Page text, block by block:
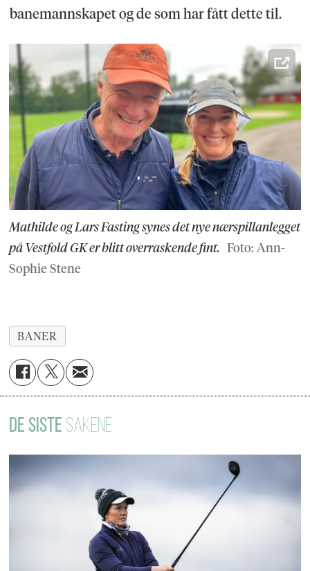
banemannskapet og de som har fått dette til.
Mathilde og Lars Fasting synes det nye nærspillanlegget
på Vestfold GK er blitt overraskende fint. Foto: Ann-
Sophie Stene
BANER
DE SISTE SAKENE